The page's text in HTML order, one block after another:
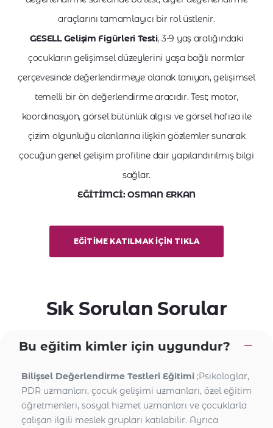
araçlarını tamamlayıcı bir rol üstlenir.
GESELL Gelişim Figürleri Testi, 3-9 yaş aralığındaki
çocukların gelişimsel düzeylerini yaşa bağlı normlar
çerçevesinde değerlendirmeye olanak tanıyan, gelişimsel
temelli bir ön değerlendirme aracıdır. Test; motor,
koordinasyon, görsel bütünlük algısı ve görsel hafıza ile
çizim olgunluğu alanlarına ilişkin gözlemler sunarak
çocuğun genel gelişim profiline dair yapılandırılmış bilgi
sağlar.
EĞİTİMCİ: OSMAN ERKAN
EĞITIME KATILMAK İÇIN TIKLA
Sık Sorulan Sorular
Bu eğitim kimler için uygundur?
Bilişsel Değerlendirme Testleri Eğitimi ;Psikologlar,
PDR uzmanları, çocuk gelişimi uzmanları, özel eğitim
öğretmenleri, sosyal hizmet uzmanları ve çocuklarla
çalışan ilgili meslek grupları katılabilir. Ayrıca